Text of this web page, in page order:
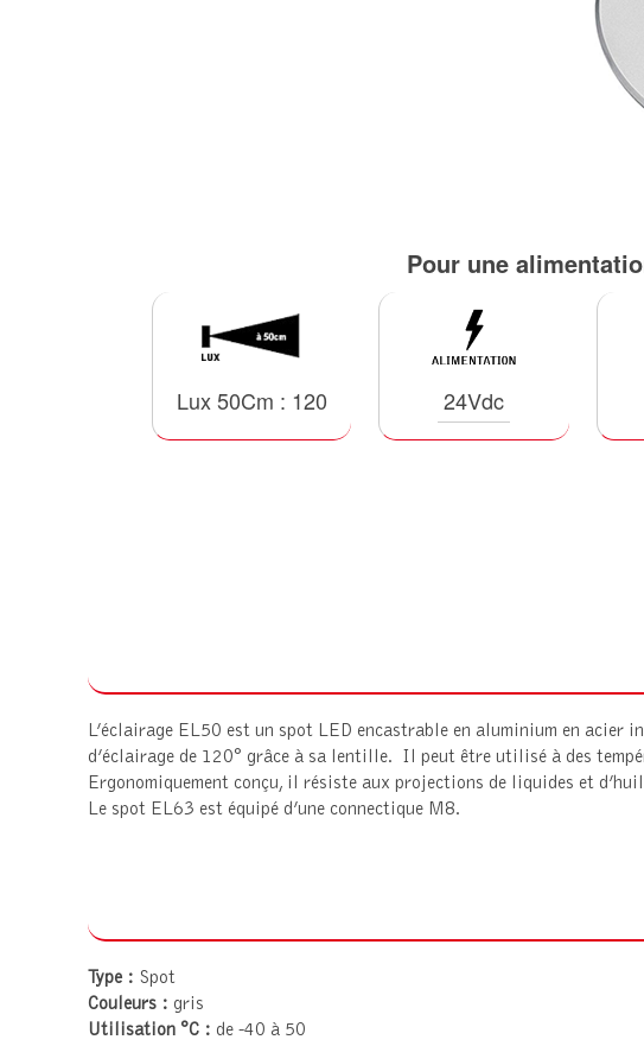
Pour une
Lux 50Cm : 120 24Vdc
L’éclairage EL50 est un spot LED encastrable en aluminium en
d’éclairage de 120° grâce à sa lentille. Il peut être utilisé à des
Ergonomiquement conçu, il résiste aux projections de liquides et
Le spot EL63 est équipé d’une connectique M8.
Type : Spot
Couleurs : gris
Utilisation °C : de -40 à 50